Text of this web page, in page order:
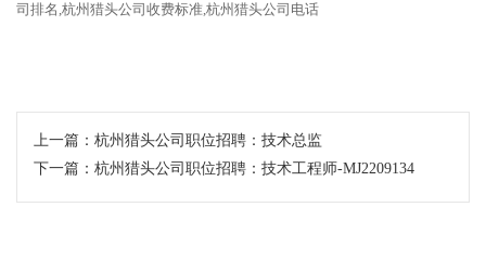
司 排名 ,杭州猎头公司收费标准,杭州猎头公司电话
上一篇： 杭州猎头公司职位招聘：技术总监
下一篇： 杭州猎头公司职位招聘：技术工程师-MJ2209134